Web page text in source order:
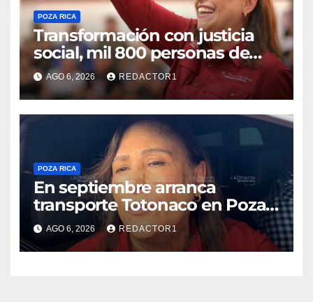
POZA RICA
Transformación con justicia
social, mil 800 personas de
siete municipios reciben
Apoyo a la Palabra: Rocío
Nahle
AGO 6, 2026 REDACTOR1
POZA RICA
En septiembre arranca
transporte Totonaco en Poza
Rica
AGO 6, 2026 REDACTOR1